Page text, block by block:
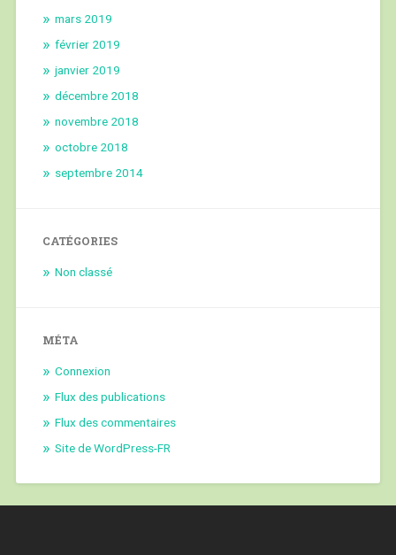
mars 2019
février 2019
janvier 2019
décembre 2018
novembre 2018
octobre 2018
septembre 2014
CATÉGORIES
Non classé
MÉTA
Connexion
Flux des publications
Flux des commentaires
Site de WordPress-FR